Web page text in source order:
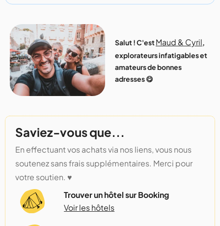
Salut ! C'estMaud & Cyril,
explorateurs infatigables et
amateurs de bonnes
adresses 😋
Saviez-vous que...
En effectuant vos achats via nos liens, vous nous
soutenez sans frais supplémentaires. Merci pour
votre soutien. ♥️
Trouver un hôtel sur Booking
Voir les hôtels